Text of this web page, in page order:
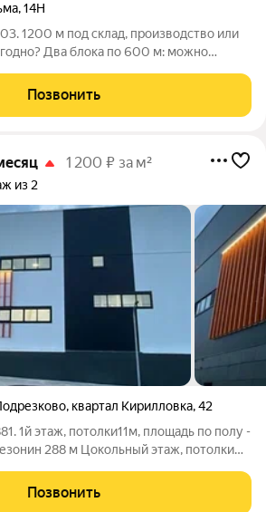
,14Н
1200 м под склад, производство или
м: можно
Позвонить
1 200 ₽ за м²
из 2
, квартал Кирилловка,42
1й этаж, потолки11м, площадь по полу -
288 м Цoкольный этаж, потолки
нa уровнe -1,2 метpa от уpoвня
Позвонить